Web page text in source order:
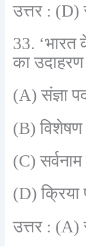
उत्तर : (D)
33. ‘भारत
का
(A)संज्ञा
(B)
(C)
(D)
उत्तर : (A)